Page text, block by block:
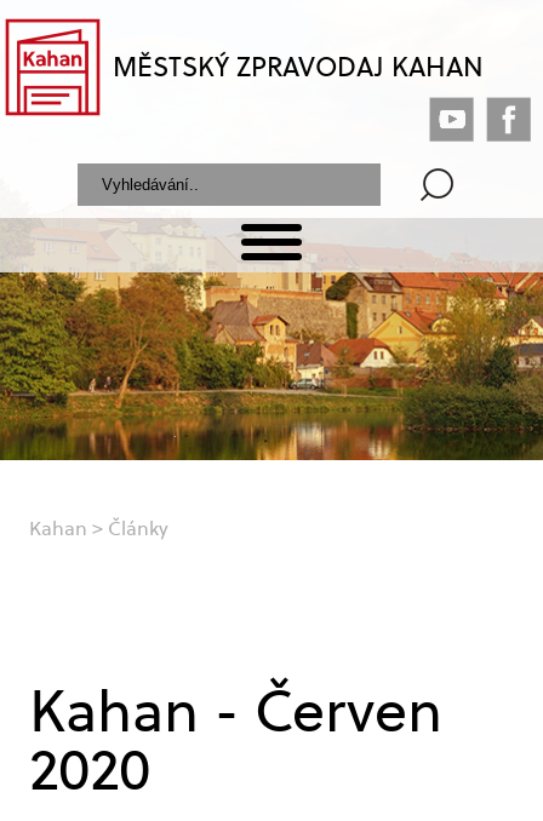
MĚSTSKÝ ZPRAVODAJ KAHAN
Kahan > Články
Kahan - Červen
2020